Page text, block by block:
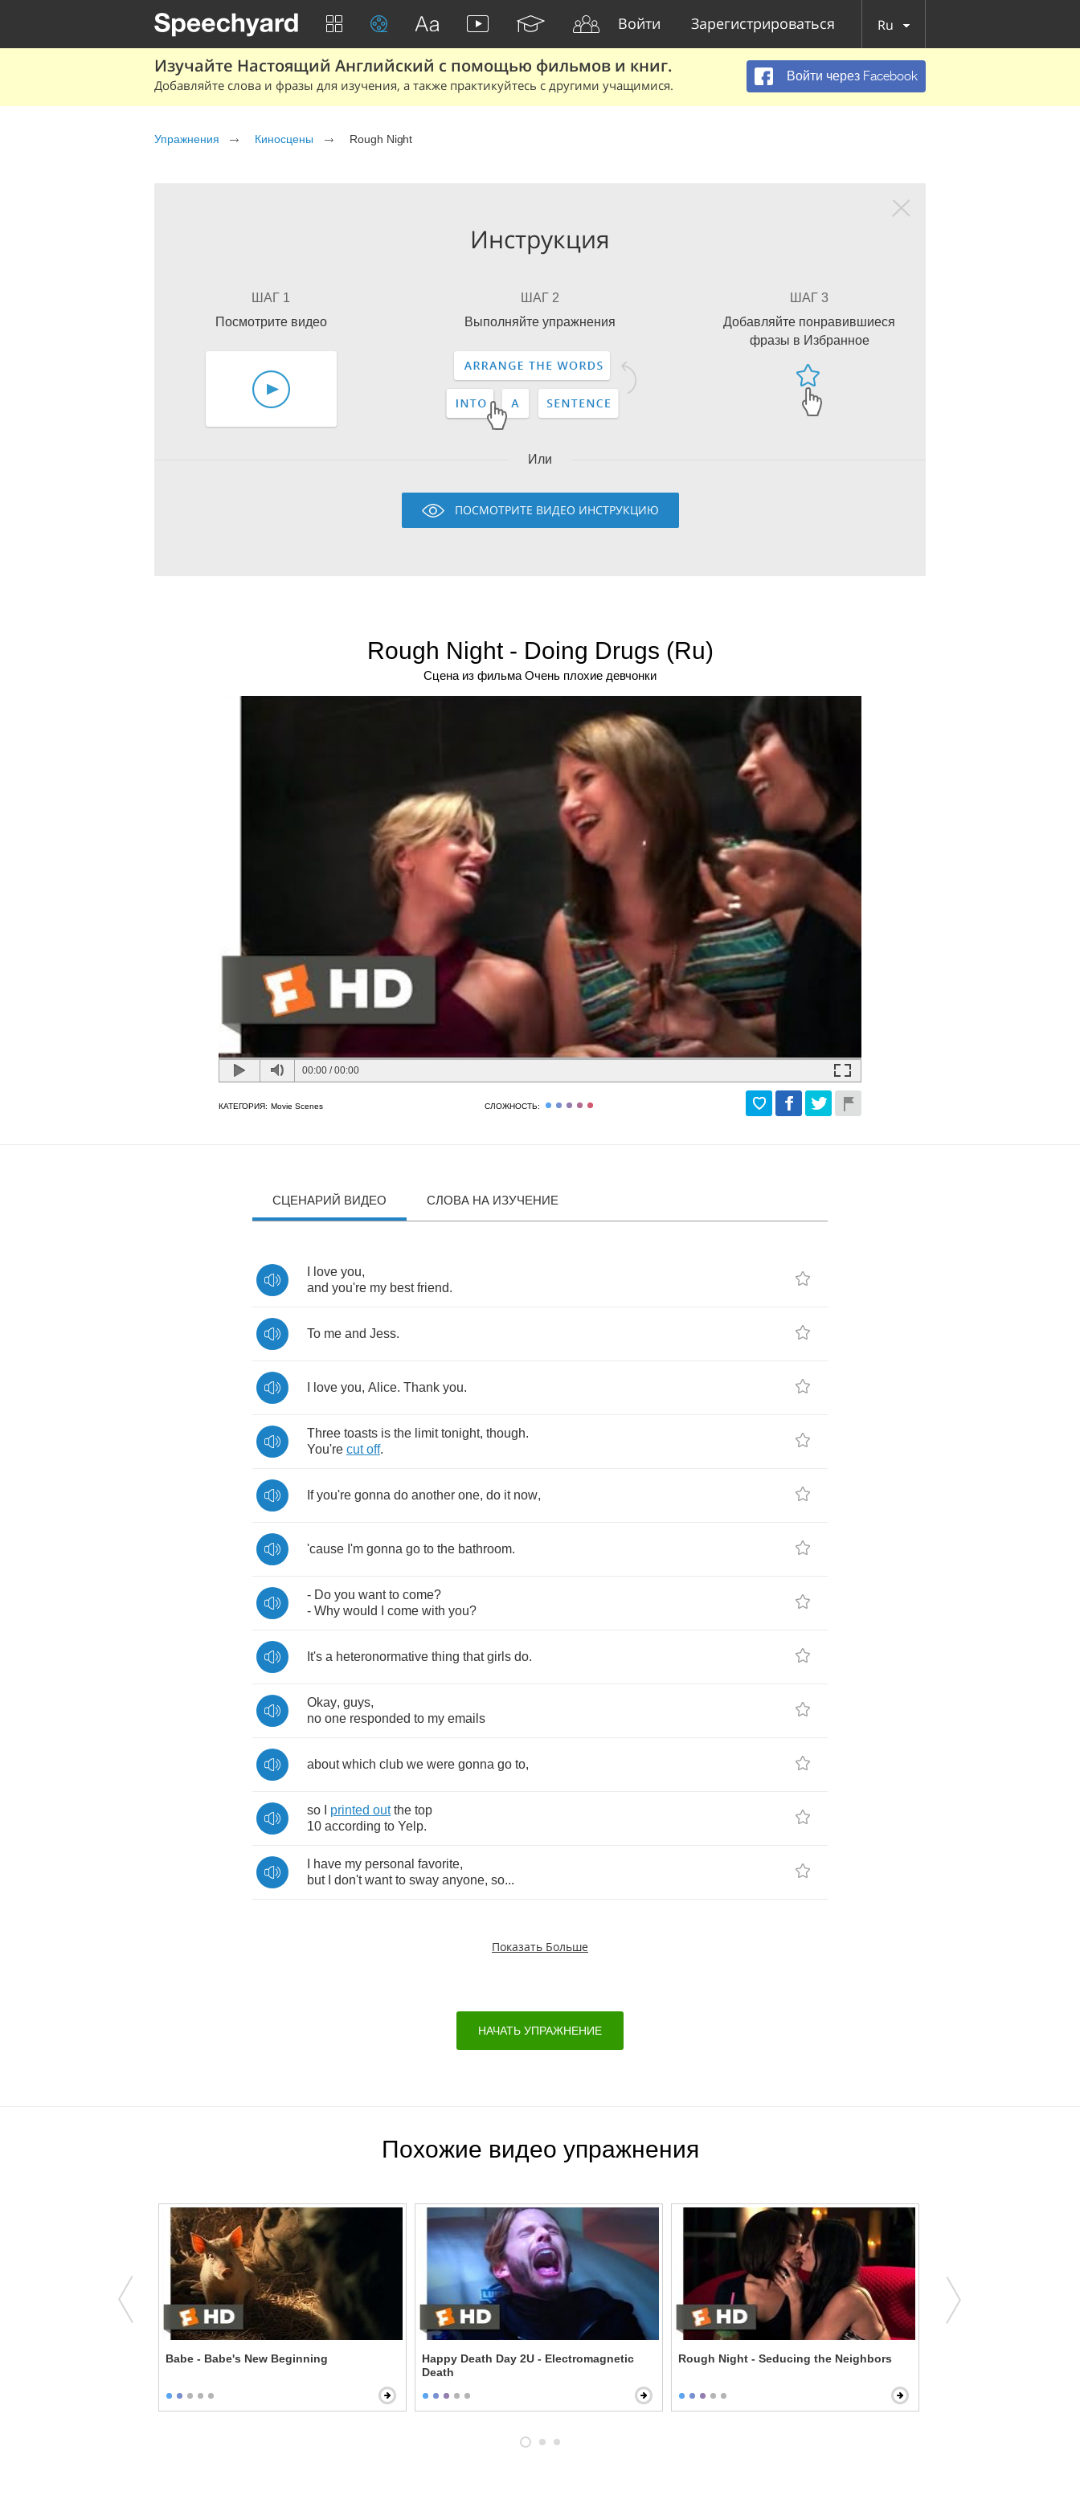
Войти Зарегистрироваться Ru
Изучайте Настоящий Английский с помощью фильмов и книг.
Добавляйте слова и фразы для изучения, а также практикуйтесь с другими учащимися.
Войти через Facebook
Упражнения Киносцены Rough Night
Инструкция
ШАГ 1
Посмотрите видео
ШАГ 2
Выполняйте упражнения
ШАГ 3
Добавляйте понравившиеся
фразы в Избранное
Или
ПОСМОТРИТЕ ВИДЕО ИНСТРУКЦИЮ
Rough Night - Doing Drugs (Ru)
Сцена из фильма Очень плохие девчонки
00:00 /00:00
КАТЕГОРИЯ: Movie Scenes СЛОЖНОСТЬ:
СЦЕНАРИЙ ВИДЕО СЛОВА НА ИЗУЧЕНИЕ
love you,
and you're my best friend.
To me and Jess.
love you, Alice. Thank you.
Three toasts is the limit tonight, though.
You're cut off.
If you're gonna do another one, do it now,
'cause I'm gonna go to the bathroom.
- Do you want to come?
- Why would come with you?
It's a heteronormative thing that girls do.
Okay, guys,
no one responded to my emails
about which club we were gonna go to,
so printed out the top
10 according to Yelp.
have my personal favorite,
but
don't want to sway anyone, so...
Показать Больше
НАЧАТЬ УПРАЖНЕНИЕ
Похожие видео упражнения
Babe - Babe's New Beginning
Happy Death Day 2U - Electromagnetic
Death
Rough Night - Seducing the Neighbors